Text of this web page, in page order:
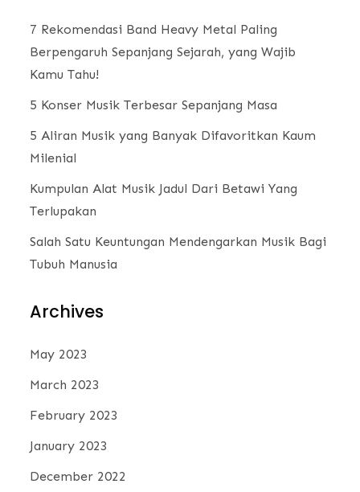
7 Rekomendasi Band Heavy Metal Paling
Berpengaruh Sepanjang Sejarah, yang Wajib
Kamu Tahu!
5 Konser Musik Terbesar Sepanjang Masa
5 Aliran Musik yang Banyak Difavoritkan Kaum
Milenial
Kumpulan Alat Musik Jadul Dari Betawi Yang
Terlupakan
Salah Satu Keuntungan Mendengarkan Musik Bagi
Tubuh Manusia
Archives
May 2023
March 2023
February 2023
January 2023
December 2022